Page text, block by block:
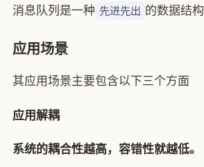
消息队列是一种 先进先出 的数据结构
应用场景
其应用场景主要包含以下三个方面
应用解耦
系统的耦合性越高，容错性就越低。